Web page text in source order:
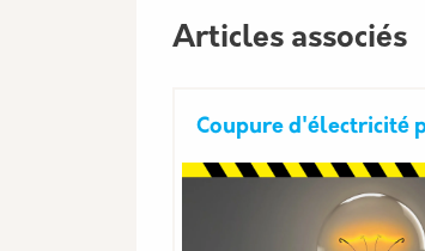
Articles associés
Coupure d'électricité